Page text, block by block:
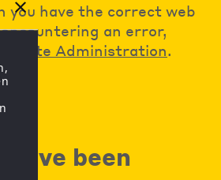
you have the correct web
an error,
Site Administration.
been